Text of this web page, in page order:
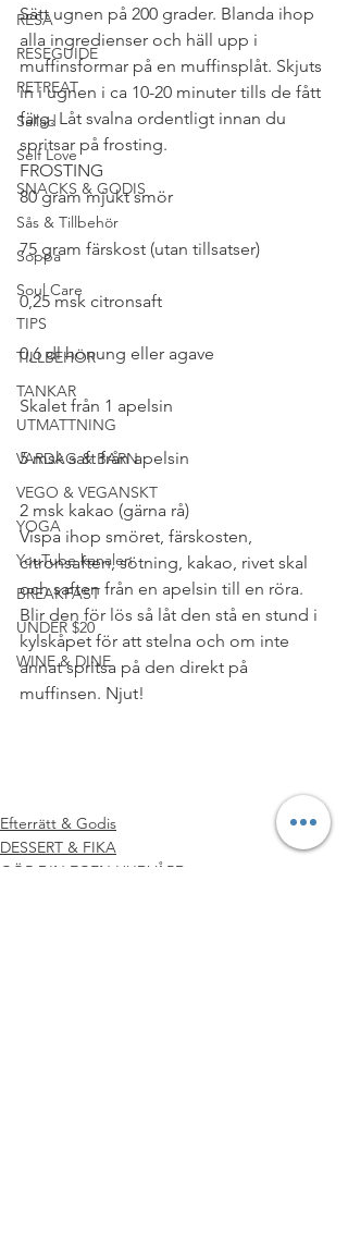
RESA
RESEGUIDE
RETREAT
Sallad
Self Love
SNACKS & GODIS
Sås & Tillbehör
Soppa
Soul Care
TIPS
TILLBEHÖR
TANKAR
UTMATTNING
VARDAG & BARN
VEGO & VEGANSKT
YOGA
YouTube kanalen
BREAKFAST
UNDER $20
WINE & DINE
Sätt ugnen på 200 grader. Blanda ihop
alla ingredienser och häll upp i
muffinsformar på en muffinsplåt. Skjuts
in i ugnen i ca 10-20 minuter tills de fått
färg. Låt svalna ordentligt innan du
spritsar på frosting.
FROSTING
80 gram mjukt smör
75 gram färskost (utan tillsatser)
0,25 msk citronsaft
0,6 dl honung eller agave
Skalet från 1 apelsin
5 msk saft från apelsin
2 msk kakao (gärna rå)
Vispa ihop smöret, färskosten,
citronsaften, sötning, kakao, rivet skal
och saften från en apelsin till en röra.
Blir den för lös så låt den stå en stund i
kylskåpet för att stelna och om inte
annat spritsa på den direkt på
muffinsen. Njut!
Efterrätt & Godis
DESSERT & FIKA
GÖR DIN EGEN HUDVÅRD